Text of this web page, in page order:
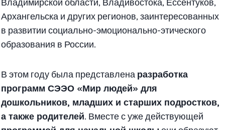
Владимирской области, Владивостока, Ессентуков,
Архангельска и других регионов, заинтересованных
в развитии социально-эмоционально-этического
образования в России.
В этом году была представлена разработка
программ СЭЭО «Мир людей» для
дошкольников, младших и старших подростков,
а также родителей. Вместе с уже действующей